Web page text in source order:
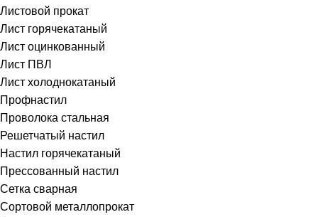
Листовой прокат
Лист горячекатаный
Лист оцинкованный
Лист ПВЛ
Лист холоднокатаный
Профнастил
Проволока стальная
Решетчатый настил
Настил горячекатаный
Прессованный настил
Сетка сварная
Сортовой металлопрокат